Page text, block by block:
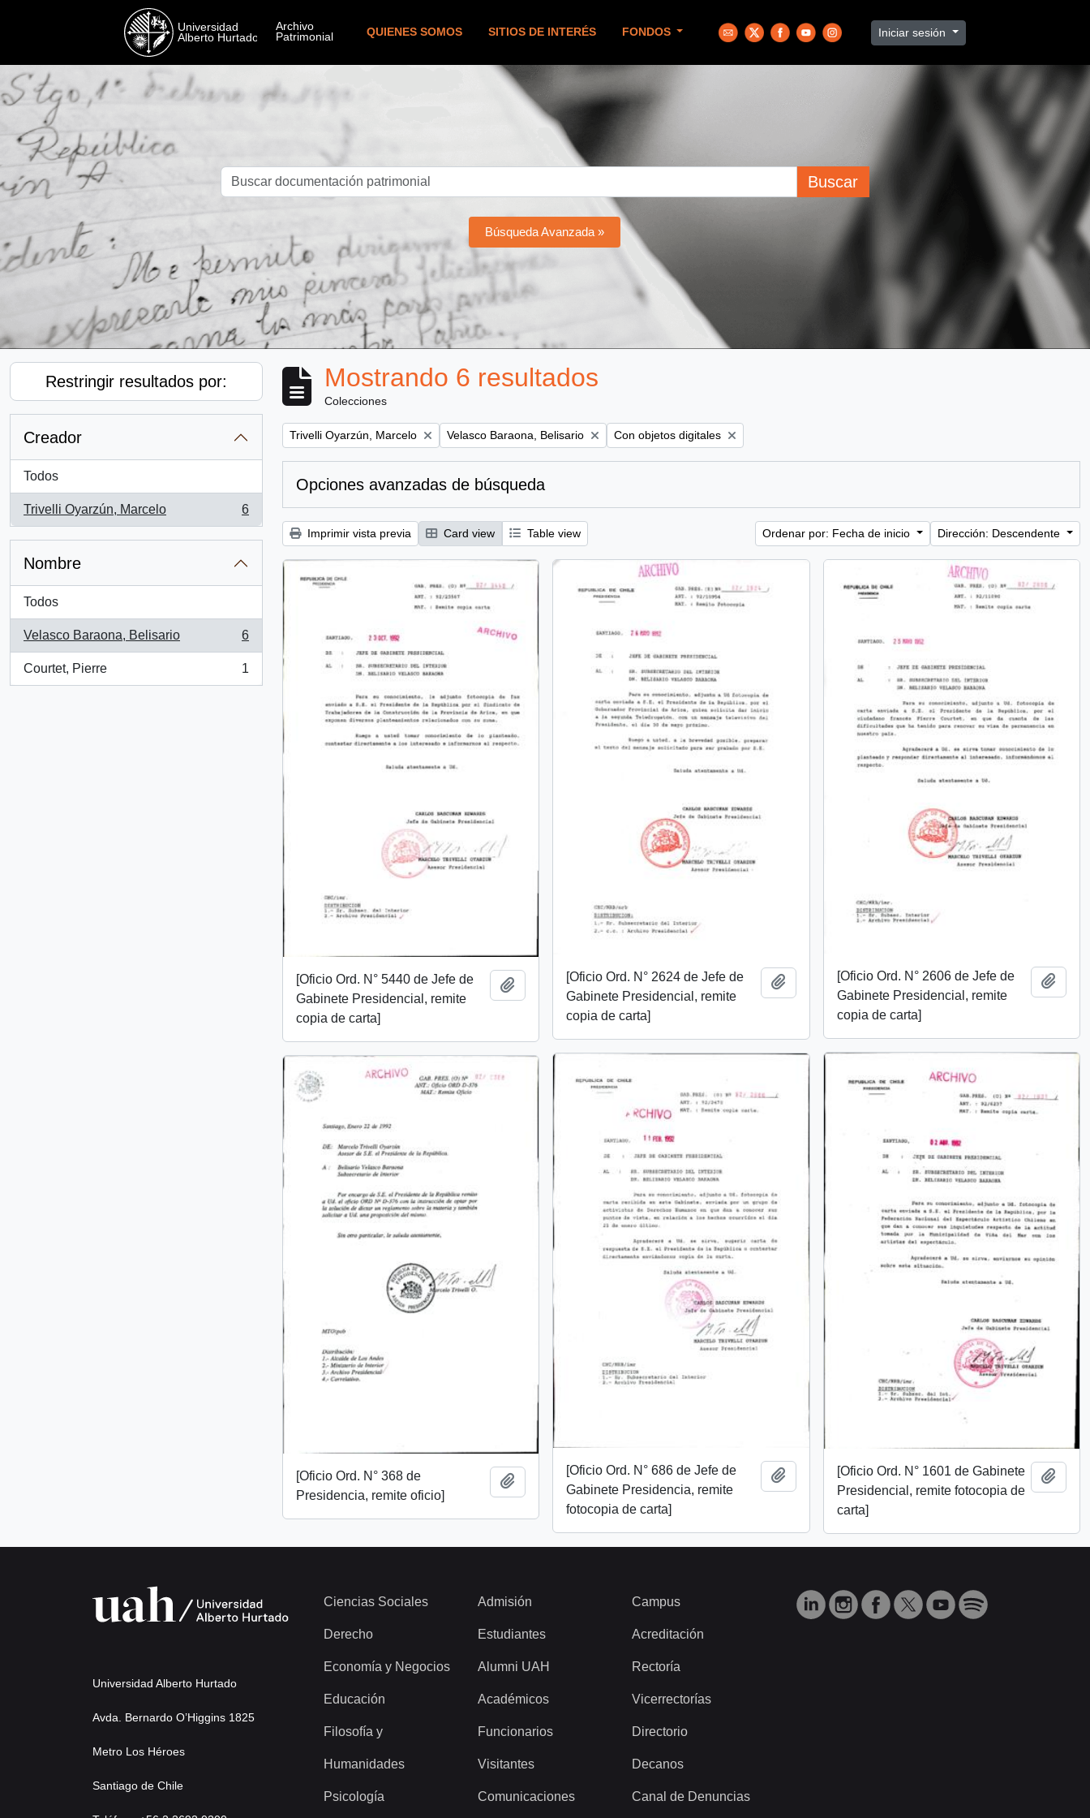
QUIENES SOMOS SITIOS DE INTERÉS FONDOS Iniciar sesión
Buscar
Búsqueda Avanzada »
Restringir resultados por:
Creador
Todos
Trivelli Oyarzún, Marcelo
, 6 resultados
6
Nombre
Todos
Velasco Baraona, Belisario
, 6 resultados
6
Courtet, Pierre
, 1 resultados
1
Mostrando 6 resultados
Colecciones
Remove filter:
Trivelli Oyarzún, Marcelo Remove filter:
Velasco Baraona, Belisario Remove filter:
Con objetos digitales
Opciones avanzadas de búsqueda
Imprimir vista previa Card view Table view Ordenar por: Fecha de inicio Dirección: Descendente
[Oficio Ord. N° 5440 de Jefe de
Gabinete Presidencial, remite
copia de carta]
Añadir al portapapeles
[Oficio Ord. N° 2624 de Jefe de
Gabinete Presidencial, remite
copia de carta]
Añadir al portapapeles
[Oficio Ord. N° 2606 de Jefe de
Gabinete Presidencial, remite
copia de carta]
[Oficio Ord. N° 1601 de Gabinete
Presidencial, remite fotocopia de
carta]
[Oficio Ord. N° 686 de Jefe de
Gabinete Presidencia, remite
fotocopia de carta]
Añadir al portapapeles
[Oficio Ord. N° 368 de
Presidencia, remite oficio]
Añadir al portapapeles
Universidad Alberto Hurtado
Avda. Bernardo O’Higgins 1825
Metro Los Héroes
Santiago de Chile
Ciencias Sociales
Derecho
Economía y Negocios
Educación
Filosofía y
Humanidades
Psicología
Admisión
Estudiantes
Alumni UAH
Académicos
Funcionarios
Visitantes
Comunicaciones
Campus
Acreditación
Rectoría
Vicerrectorías
Directorio
Decanos
Canal de Denuncias